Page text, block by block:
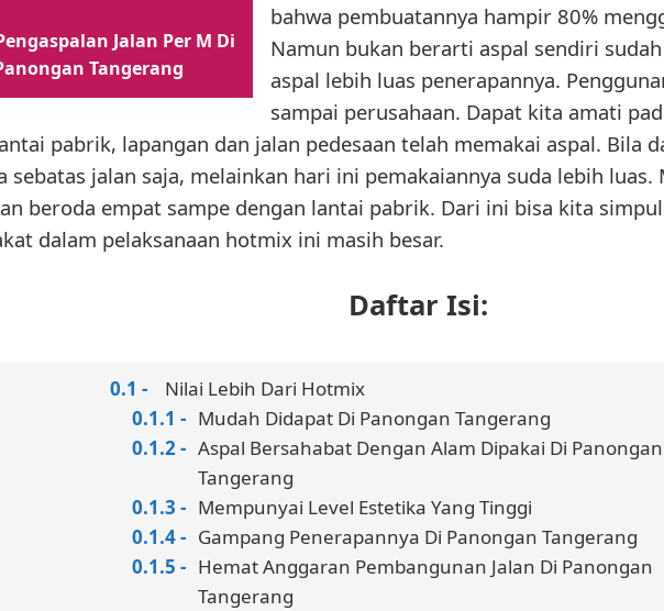
Jalan Per M Di
Tangerang
bahwa pembuatannya hampir 80%
Namun bukan berarti aspal sendiri
aspal lebih luas penerapannya.
sampai perusahaan. Dapat kita amati
pabrik, lapangan dan jalan pedesaan telah memakai aspal. Bila
sebatas jalan saja, melainkan hari ini pemakaiannya suda lebih
beroda empat sampe dengan lantai pabrik. Dari ini bisa kita
dalam pelaksanaan hotmix ini masih besar.
Daftar Isi:
Nilai Lebih Dari Hotmix
Mudah Didapat Di Panongan Tangerang
Aspal Bersahabat Dengan Alam Dipakai Di Panongan
Tangerang
Mempunyai Level Estetika Yang Tinggi
Gampang Penerapannya Di Panongan Tangerang
Hemat Anggaran Pembangunan Jalan Di Panongan
Tangerang